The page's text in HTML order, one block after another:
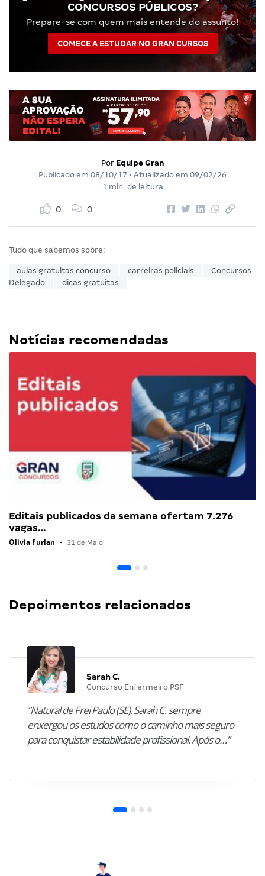
CONCURSOS PÚBLICOS?
Prepare-se com quem mais entende do assunto!
COMECE A ESTUDAR NO GRAN CURSOS
Por Equipe Gran
Publicado em 08/10/17 • Atualizado em 09/02/26
1 min. de leitura
0 0
Tudo que sabemos sobre:
aulas gratuitas concurso carreiras policiais
Concursos
Delegado
dicas gratuitas
Notícias recomendadas
Editais publicados da semana ofertam 7.276
vagas…
Olivia Furlan • 31 de Maio
Depoimentos relacionados
Sarah C.
Concurso Enfermeiro PSF
“Natural de Frei Paulo (SE), Sarah C. sempre
enxergou os estudos como o caminho mais seguro
para conquistar estabilidade profissional. Após o…”